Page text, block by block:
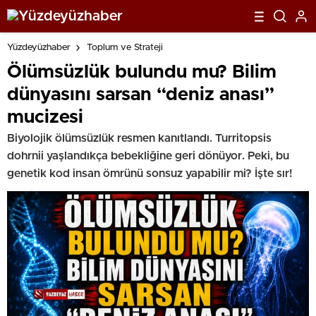
Yüzdeyüzhaber Toplum ve Strateji
Ölümsüzlük bulundu mu? Bilim
dünyasını sarsan “deniz anası”
mucizesi
Biyolojik ölümsüzlük resmen kanıtlandı. Turritopsis
dohrnii yaşlandıkça bebekliğine geri dönüyor. Peki, bu
genetik kod insan ömrünü sonsuz yapabilir mi? İşte sır!